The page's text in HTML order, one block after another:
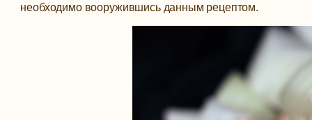
необходимо вооружившись данным рецептом.